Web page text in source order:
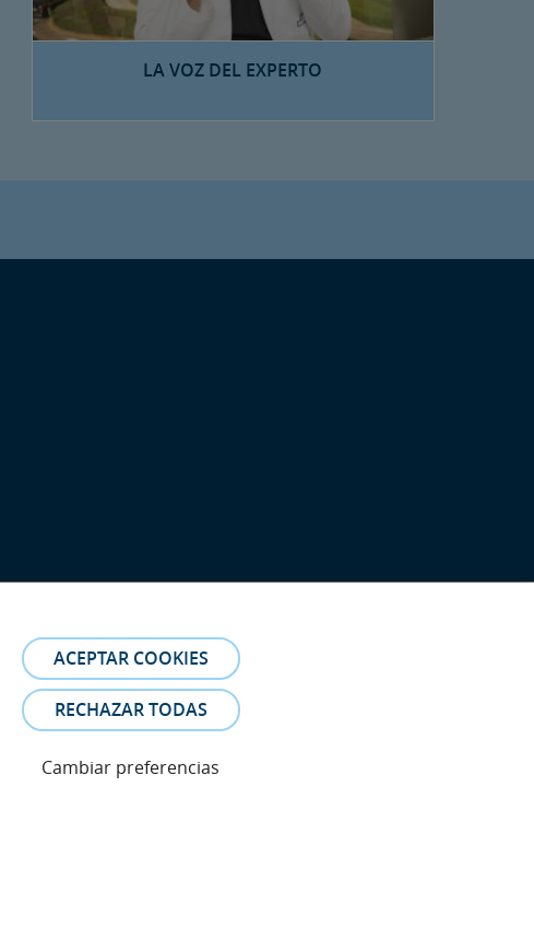
LA VOZ DEL EXPERTO
Cambiar preferencias
RECHAZAR TODAS
ACEPTAR COOKIES